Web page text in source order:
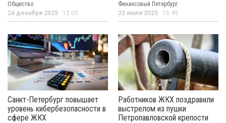
Общество
24 декабря 2025 12:00
Финансовый Петербург
22 июля 2025 15:49
Санкт-Петербург повышает
уровень кибербезопасности в
сфере ЖКХ
Работников ЖКХ поздравили
выстрелом из пушки
Петропавловской крепости